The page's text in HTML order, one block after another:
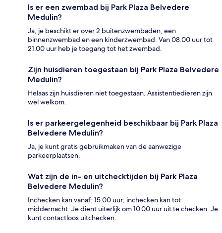
Is er een zwembad bij Park Plaza Belvedere
Medulin?
Ja, je beschikt er over 2 buitenzwembaden, een
binnenzwembad en een kinderzwembad. Van 08.00 uur tot
21.00 uur heb je toegang tot het zwembad.
Zijn huisdieren toegestaan bij Park Plaza Belvedere
Medulin?
Helaas zijn huisdieren niet toegestaan. Assistentiedieren zijn
wel welkom.
Is er parkeergelegenheid beschikbaar bij Park Plaza
Belvedere Medulin?
Ja, je kunt gratis gebruikmaken van de aanwezige
parkeerplaatsen.
Wat zijn de in- en uitchecktijden bij Park Plaza
Belvedere Medulin?
Inchecken kan vanaf: 15.00 uur; inchecken kan tot:
middernacht. Je dient uiterlijk om 10.00 uur uit te checken. Je
kunt contactloos uitchecken.